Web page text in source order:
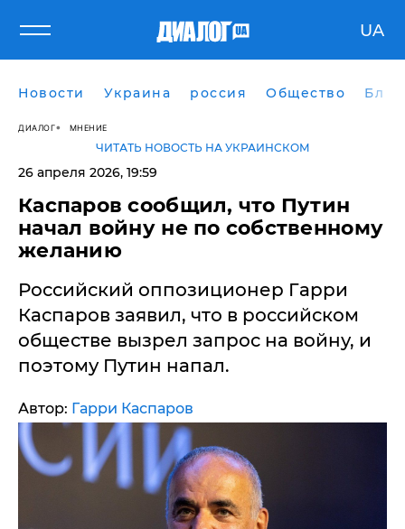
UA
Новости Украина россия Общество
ДИАЛОГ МНЕНИЕ
ЧИТАТЬ НОВОСТЬ НА УКРАИНСКОМ
26 апреля 2026, 19:59
Каспаров сообщил, что Путин
начал войну не по собственному
желанию
Российский оппозиционер Гарри
Каспаров заявил, что в российском
обществе вызрел запрос на войну, и
поэтому Путин напал.
Автор: Гарри Каспаров